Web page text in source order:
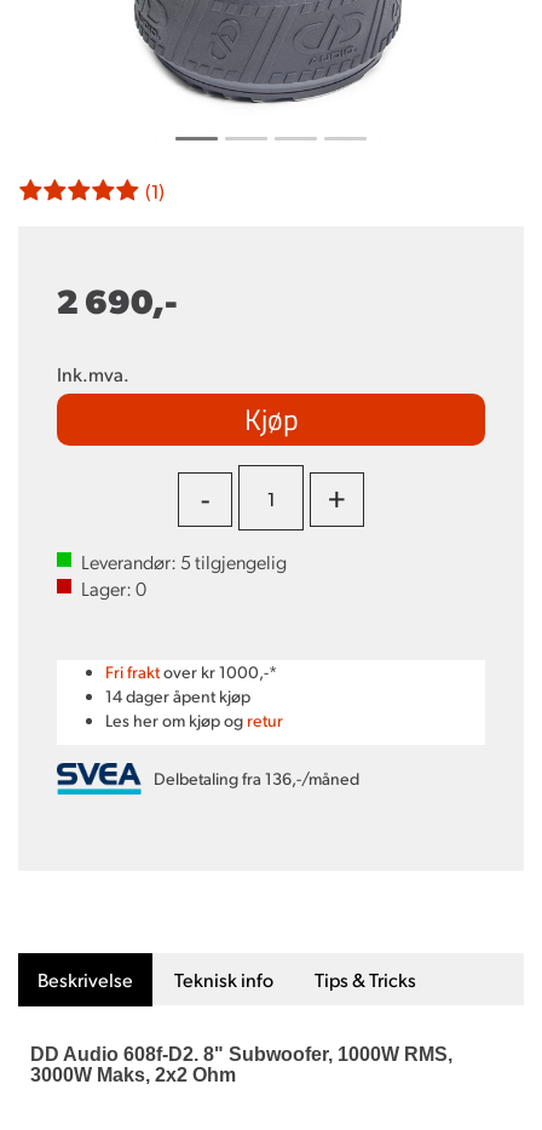
(1)
2 690,-
Ink.mva.
Kjøp
- +
Leverandør: 5tilgjengelig
Lager:0
Fri fraktover kr 1000,-*
14 dager åpent kjøp
Les her om kjøp og retur
Delbetaling fra 136,-/måned
Beskrivelse Teknisk info Tips & Tricks
DD Audio 608f-D2. 8" Subwoofer, 1000W RMS,
3000W Maks, 2x2 Ohm